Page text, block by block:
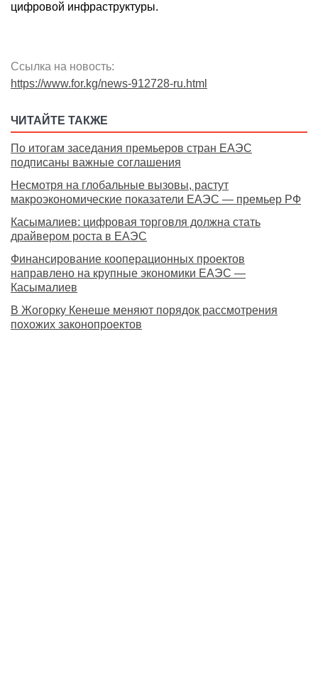
цифровой инфраструктуры.
Ссылка на новость:
https://www.for.kg/news-912728-ru.html
ЧИТАЙТЕ ТАКЖЕ
По итогам заседания премьеров стран ЕАЭС
подписаны важные соглашения
Несмотря на глобальные вызовы, растут
макроэкономические показатели ЕАЭС — премьер РФ
Касымалиев: цифровая торговля должна стать
драйвером роста в ЕАЭС
Финансирование кооперационных проектов
направлено на крупные экономики ЕАЭС —
Касымалиев
В Жогорку Кенеше меняют порядок рассмотрения
похожих законопроектов